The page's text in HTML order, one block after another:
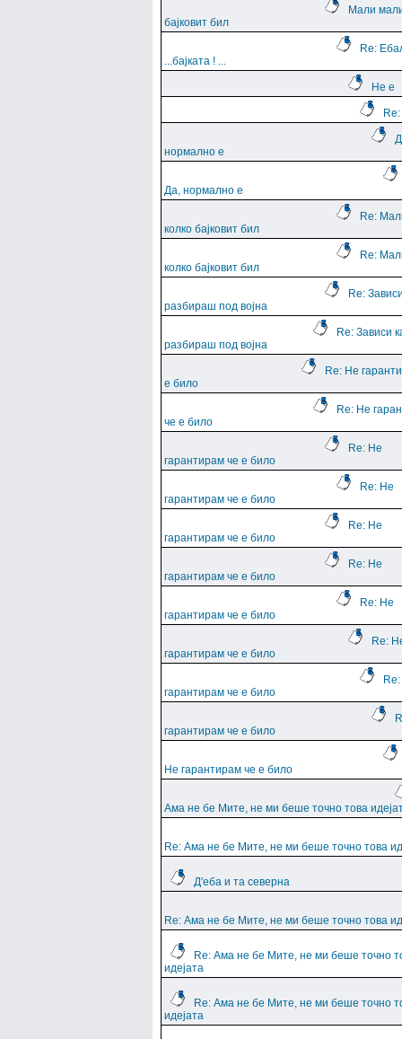
Мали
бајковит бил
Re:
...баjката ! ...
Не е
нормално е
Да, нормално е
Re:
колко бајковит бил
Re:
колко бајковит бил
Re:
разбираш под војна
Re: Зависи
разбираш под војна
Re: Не
е било
Re: Не
че е било
Re: Не
гарантирам че е било
Re: Не
гарантирам че е било
Re: Не
гарантирам че е било
Re: Не
гарантирам че е било
Re: Не
гарантирам че е било
Re:
гарантирам че е било
гарантирам че е било
гарантирам че е било
Не гарантирам че е било
Ама не бе Мите, не ми беше точно това
Re: Ама не бе Мите, не ми беше точно това
Д'еба и та северна
Re: Ама не бе Мите, не ми беше точно това
Re: Ама не бе Мите, не ми беше точно
идејата
Re: Ама не бе Мите, не ми беше точно
идејата